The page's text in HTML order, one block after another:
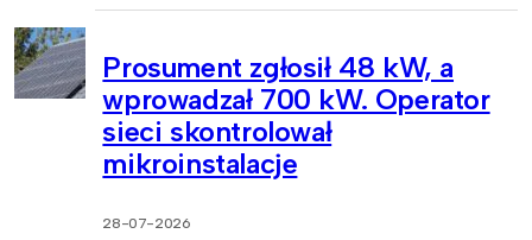
Prosument zgłosił 48 kW, a
wprowadzał 700 kW. Operator
sieci skontrolował
mikroinstalacje
28-07-2026